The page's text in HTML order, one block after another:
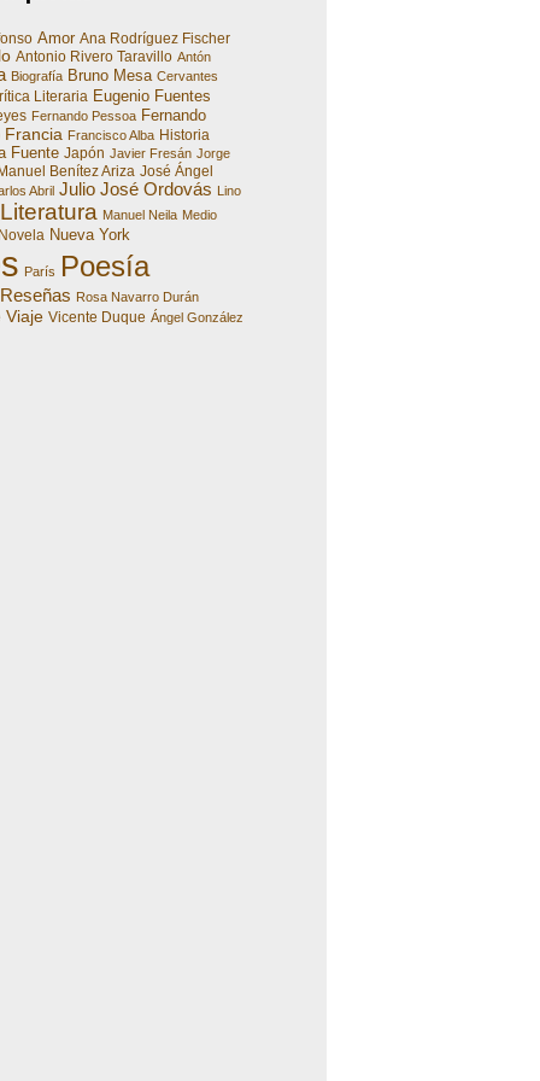
Amor Ana Rodríguez Fischer
Antonio Rivero Taravillo Antón
Biografía Bruno Mesa Cervantes
Literaria Eugenio Fuentes
Fernando Pessoa Fernando
Francia Francisco Alba Historia
Fuente Japón Javier Fresán Jorge
Benítez Ariza José Ángel
Abril Julio José Ordovás Lino
Literatura Manuel Neila Medio
Novela Nueva York
París Poesía
Reseñas Rosa Navarro Durán
Viaje Vicente Duque Ángel González